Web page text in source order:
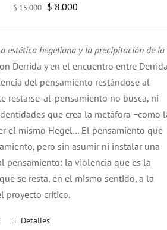
$15.000 El
era:
$ 15.000.
$ 8.000
es:
$ 8.000.
estética hegeliana y la precipitación de la
Derrida y en el encuentro entre
del pensamiento restándose al
restarse-al-pensamiento no busca, ni
que crea la metáfora −como
el mismo Hegel… El pensamiento que
pero sin asumir ni instalar una
pensamiento: la violencia que es la
se resta, en el mismo sentido, a la
proyecto crítico.
Detalles